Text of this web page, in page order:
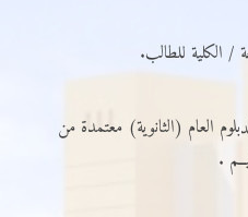
/ الكلية للطالب.
العام (الثانوية) معتمدة من
.